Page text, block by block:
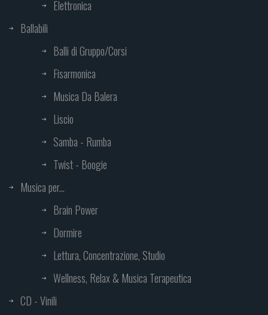
Elettronica
Ballabili
Balli di Gruppo/Corsi
Fisarmonica
Musica Da Balera
Liscio
Samba - Rumba
Twist - Boogie
Musica per...
Brain Power
Dormire
Lettura, Concentrazione, Studio
Wellness, Relax & Musica Terapeutica
CD - Vinili